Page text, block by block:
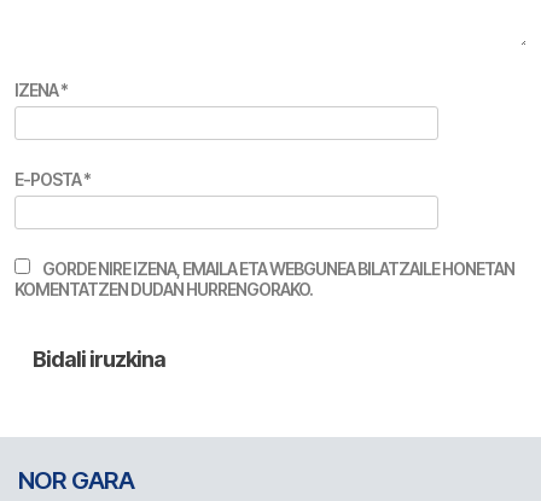
IZENA*
E-POSTA*
GORDE NIRE IZENA, EMAILA ETA WEBGUNEA BILATZAILE HONETAN
KOMENTATZEN DUDAN HURRENGORAKO.
NOR GARA